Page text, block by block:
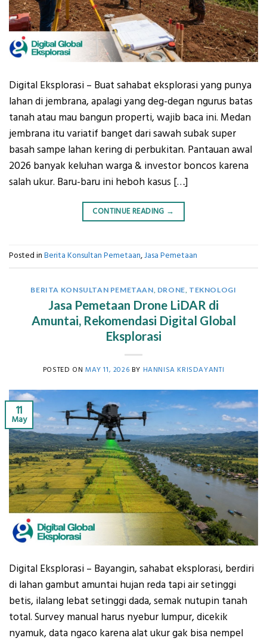
Digital Eksplorasi – Buat sahabat eksplorasi yang punya
lahan di jembrana, apalagi yang deg-degan ngurus batas
tanah atau mau bangun properti, wajib baca ini. Medan
jembrana itu variatif banget dari sawah subak super
basah sampe lahan kering di perbukitan. Pantauan awal
2026 banyak keluhan warga & investor boncos karena
salah ukur. Baru-baru ini heboh kasus […]
CONTINUE READING →
Posted in Berita Konsultan Pemetaan,Jasa Pemetaan
BERITA KONSULTAN PEMETAAN DRONE TEKNOLOGI
Jasa Pemetaan Drone LiDAR di
Amuntai, Rekomendasi Digital Global
Eksplorasi
POSTED ON MAY 11, 2026 BY HANNISA KRISDAYANTI
11
May
Digital Eksplorasi – Bayangin, sahabat eksplorasi, berdiri
di lahan gambut amuntai hujan reda tapi air setinggi
betis, ilalang lebat setinggi dada, semak nutupin tanah
total. Survey manual harus nyebur lumpur, dicekik
nyamuk, data ngaco karena alat ukur gak bisa nempel